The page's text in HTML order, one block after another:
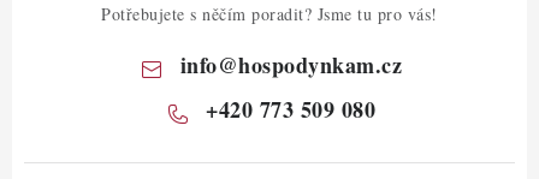
Potřebujete s něčím poradit? Jsme tu pro vás!
info@hospodynkam.cz
+420 773 509 080